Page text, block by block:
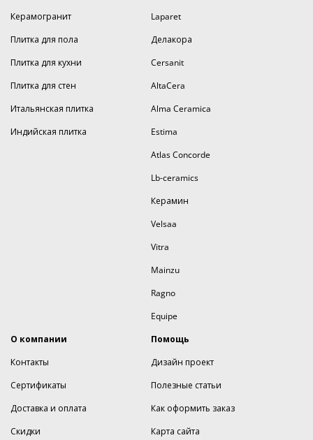
Керамогранит
Плитка для пола
Плитка для кухни
Плитка для стен
Итальянская плитка
Индийская плитка
Laparet
Делакора
Cersanit
AltaCera
Alma Ceramica
Estima
Atlas Concorde
Lb-ceramics
Керамин
Velsaa
Vitra
Mainzu
Ragno
Equipe
О компании
Контакты
Сертификаты
Доставка и оплата
Скидки
Помощь
Дизайн проект
Полезные статьи
Как оформить заказ
Карта сайта